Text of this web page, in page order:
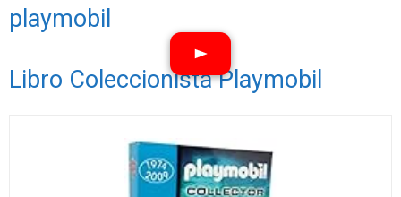
playmobil
Libro Coleccionista Playmobil